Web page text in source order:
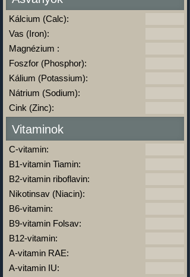
Kálcium (Calc):
Vas (Iron):
Magnézium :
Foszfor (Phosphor):
Kálium (Potassium):
Nátrium (Sodium):
Cink (Zinc):
Vitaminok
C-vitamin:
B1-vitamin Tiamin:
B2-vitamin riboflavin:
Nikotinsav (Niacin):
B6-vitamin:
B9-vitamin Folsav:
B12-vitamin:
A-vitamin RAE:
A-vitamin IU: